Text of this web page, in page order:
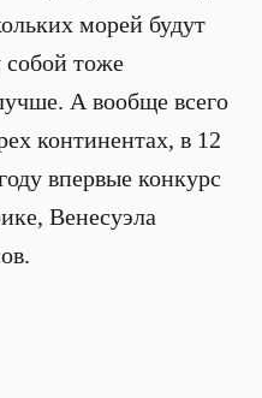
морей будут
тоже
А вообще всего
континентах, в 12
впервые конкурс
Венесуэла